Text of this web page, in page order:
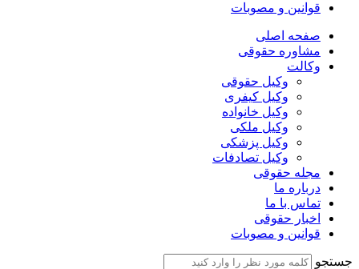
قوانین و مصوبات
صفحه اصلی
مشاوره حقوقی
وکالت
وکیل حقوقی
وکیل کیفری
وکیل خانواده
وکیل ملکی
وکیل پزشکی
وکیل تصادفات
مجله حقوقی
درباره ما
تماس با ما
اخبار حقوقی
قوانین و مصوبات
جستجو